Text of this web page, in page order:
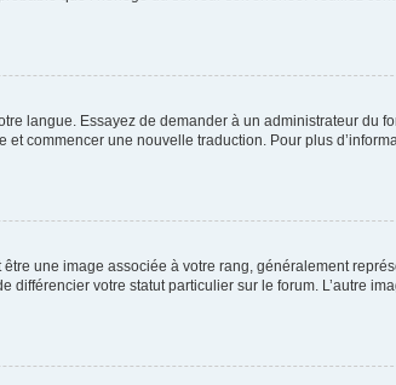
langue. Essayez de demander à un administrateur du
commencer une nouvelle traduction. Pour plus
une image associée à votre rang, généralement
votre statut particulier sur le forum. L’autre